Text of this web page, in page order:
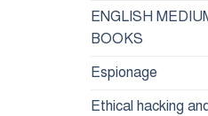
ENGLISH
BOOKS
Espionage
Ethical hacking